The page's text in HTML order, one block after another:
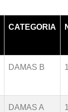
CATEGORIA
DAMAS B
DAMAS A